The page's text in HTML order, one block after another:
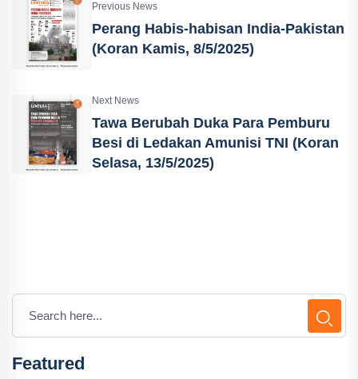
Previous News
Perang Habis-habisan India-Pakistan
(Koran Kamis, 8/5/2025)
Next News
Tawa Berubah Duka Para Pemburu
Besi di Ledakan Amunisi TNI (Koran
Selasa, 13/5/2025)
Featured